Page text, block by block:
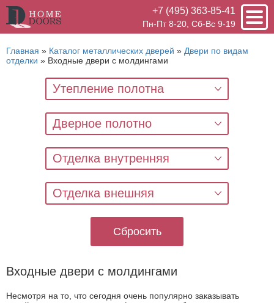
+7 (495) 363-85-41
Пн-Пт 8-20, Сб-Вс 9-19
Главная » Каталог металлических дверей » Двери по видам
отделки » Входные двери с молдингами
Утепление полотна
Дверное полотно
Отделка внутренняя
Отделка внешняя
Сбросить
Входные двери с молдингами
Несмотря на то, что сегодня очень популярно заказывать